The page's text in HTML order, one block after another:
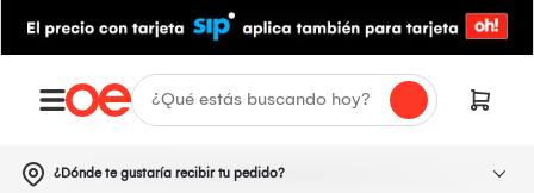
¿Dónde te gustaría recibir tu pedido?